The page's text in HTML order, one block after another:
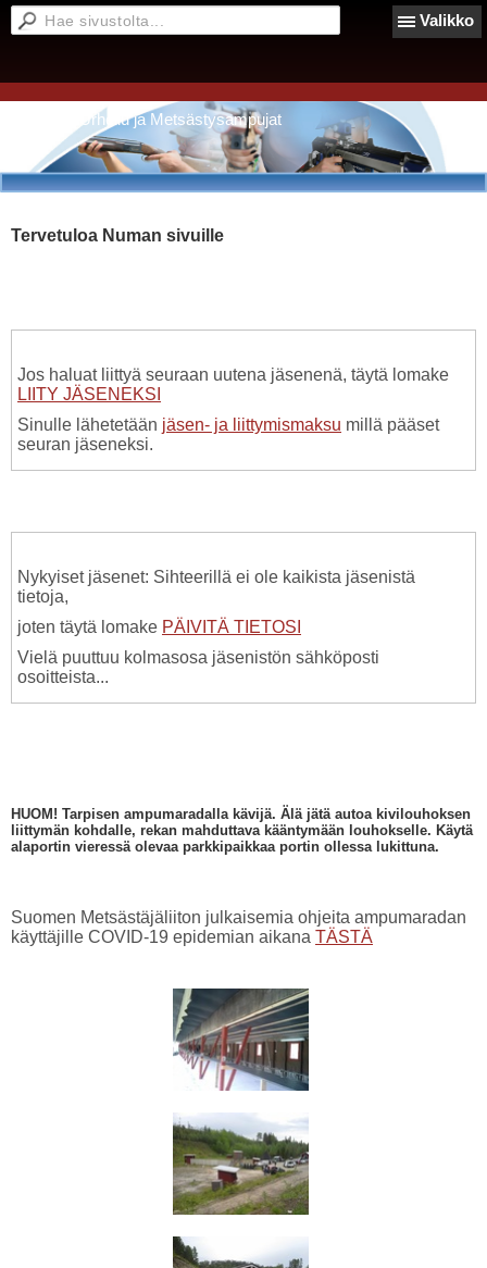
Valikko
Nilsiän Urheilu ja Metsästysampujat
Tervetuloa Numan sivuille
Jos haluat liittyä seuraan uutena jäsenenä, täytä lomake
LIITY JÄSENEKSI
Sinulle lähetetään jäsen- ja liittymismaksu millä pääset
seuran jäseneksi.
Nykyiset jäsenet: Sihteerillä ei ole kaikista jäsenistä
tietoja,
joten täytä lomake PÄIVITÄ TIETOSI
Vielä puuttuu kolmasosa jäsenistön sähköposti
osoitteista...
HUOM! Tarpisen ampumaradalla kävijä. Älä jätä autoa kivilouhoksen
liittymän kohdalle, rekan mahduttava kääntymään louhokselle. Käytä
alaportin vieressä olevaa parkkipaikkaa portin ollessa lukittuna.
Suomen Metsästäjäliiton julkaisemia ohjeita ampumaradan
käyttäjille COVID-19 epidemian aikana TÄSTÄ